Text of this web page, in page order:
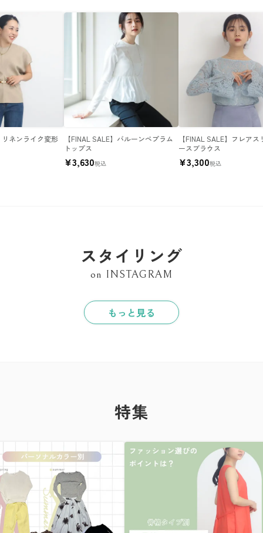
ネンライク変形
【FINAL SALE】バルーンペプラム
トップス
¥3,630税込
【FINAL SALE】フレア
ースブラウス
¥3,300税込
スタイリング
on INSTAGRAM
もっと見る
特集